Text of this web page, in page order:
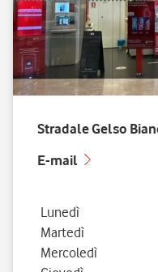
Stradale Gelso
E-mail
Giorno della
Lunedì
Martedì
Mercoledì